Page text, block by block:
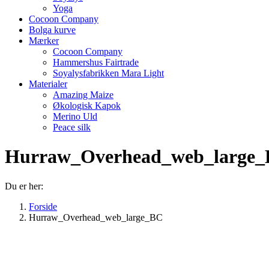
Yoga
Cocoon Company
Bolga kurve
Mærker
Cocoon Company
Hammershus Fairtrade
Soyalysfabrikken Mara Light
Materialer
Amazing Maize
Økologisk Kapok
Merino Uld
Peace silk
Du er her:
Forside
Hurraw_Overhead_web_large_BC